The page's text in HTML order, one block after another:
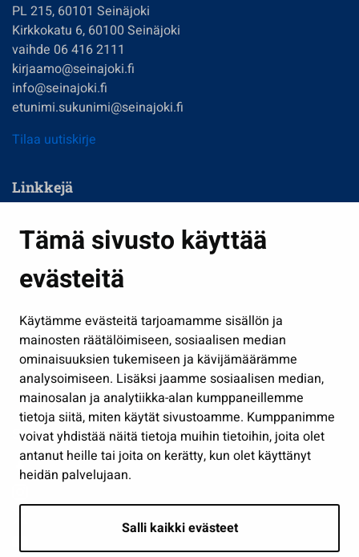
Tämä sivusto käyttää
evästeitä
Käytämme evästeitä tarjoamamme sisällön ja
mainosten räätälöimiseen, sosiaalisen median
ominaisuuksien tukemiseen ja kävijämäärämme
analysoimiseen. Lisäksi jaamme sosiaalisen median,
mainosalan ja analytiikka-alan kumppaneillemme
tietoja siitä, miten käytät sivustoamme. Kumppanimme
voivat yhdistää näitä tietoja muihin tietoihin, joita olet
antanut heille tai joita on kerätty, kun olet käyttänyt
heidän palvelujaan.
Salli kaikki evästeet
PL 215, 60101 Seinäjoki
Kirkkokatu 6, 60100 Seinäjoki
vaihde 06 416 2111
kirjaamo@seinajoki.fi
info@seinajoki.fi
etunimi.sukunimi@seinajoki.fi
Tilaa uutiskirje
Linkkejä
Kasvatus ja opetus
Kulttuuri ja liikunta
Työ ja yrittäminen
Osallistu ja asioi
Näytä omat evästeasetukseni
Seuraa meitä